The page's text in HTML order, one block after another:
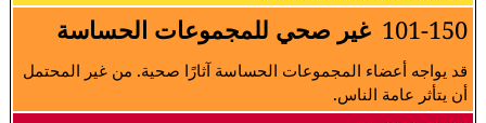
101-150 غير صحي للمجموعات الحساسة
قد يواجه أعضاء المجموعات الحساسة آثارًا صحية. من غير المحتمل
أن يتأثر عامة الناس.